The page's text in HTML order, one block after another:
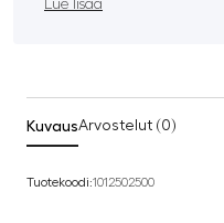
Lue lisää
KuvausArvostelut (0)
Tuotekoodi:1012502500